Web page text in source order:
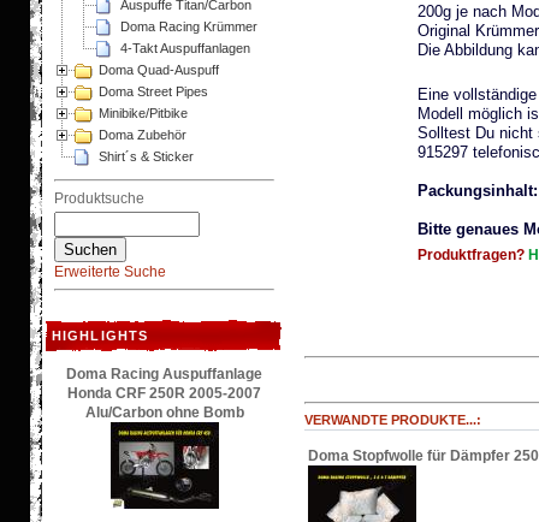
Auspuffe Titan/Carbon
Doma Racing Krümmer
4-Takt Auspuffanlagen
Doma Quad-Auspuff
Doma Street Pipes
Minibike/Pitbike
Doma Zubehör
Shirt´s & Sticker
Produktsuche
Erweiterte Suche
HIGHLIGHTS
Doma Racing Auspuffanlage
Honda CRF 250R 2005-2007
Alu/Carbon ohne Bomb
200g je nach
Original
Die Abbildung
Eine
Modell möglich
Solltest Du nicht
915297
Packungsinhalt:
Bitte genaues
Produktfragen?
VERWANDTE PRODUKTE...:
Doma Stopfwolle für Dämpfer